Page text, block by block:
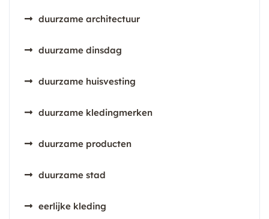
duurzame architectuur
duurzame dinsdag
duurzame huisvesting
duurzame kledingmerken
duurzame producten
duurzame stad
eerlijke kleding